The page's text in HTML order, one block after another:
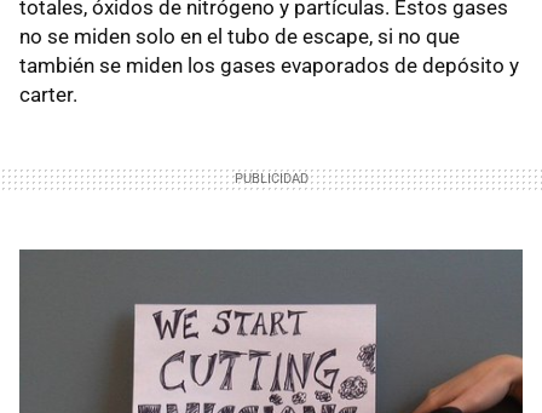
totales, óxidos de nitrógeno y partículas. Estos gases
no se miden solo en el tubo de escape, si no que
también se miden los gases evaporados de depósito y
carter.